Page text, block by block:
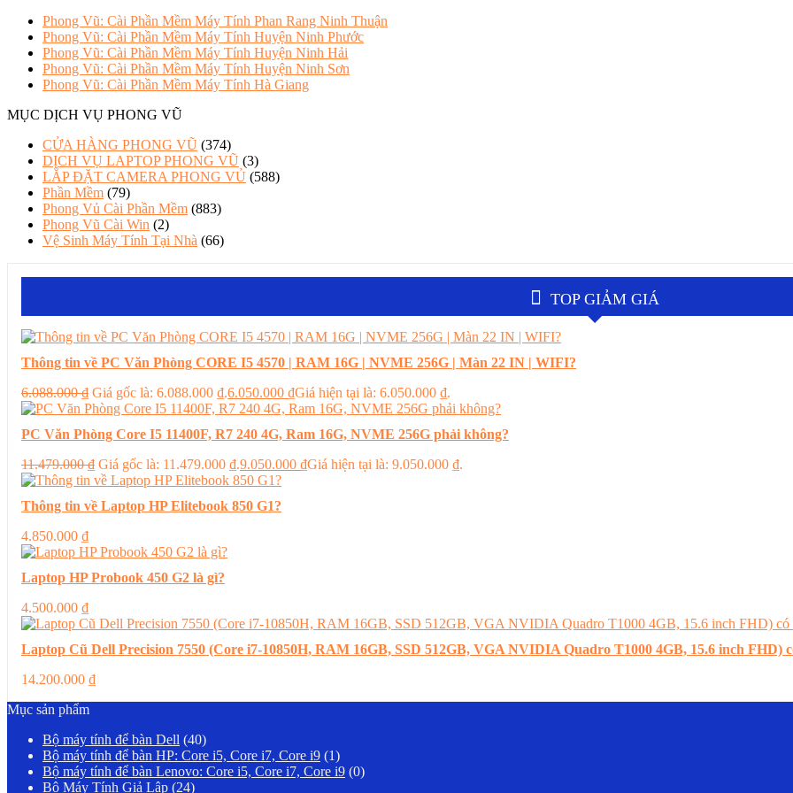
Phong Vũ: Cài Phần Mềm Máy Tính Phan Rang Ninh Thuận
Phong Vũ: Cài Phần Mềm Máy Tính Huyện Ninh Phước
Phong Vũ: Cài Phần Mềm Máy Tính Huyện Ninh Hải
Phong Vũ: Cài Phần Mềm Máy Tính Huyện Ninh Sơn
Phong Vũ: Cài Phần Mềm Máy Tính Hà Giang
MỤC DỊCH VỤ PHONG VŨ
CỬA HÀNG PHONG VŨ (374)
DỊCH VỤ LAPTOP PHONG VŨ (3)
LẮP ĐẶT CAMERA PHONG VỦ (588)
Phần Mềm (79)
Phong Vủ Cài Phần Mềm (883)
Phong Vũ Cài Win (2)
Vệ Sinh Máy Tính Tại Nhà (66)
TOP GIẢM GIÁ
Thông tin về PC Văn Phòng CORE I5 4570 | RAM 16G | NVME 256G | Màn 22 IN | WIFI?
6.088.000₫ Giá gốc là: 6.088.000 ₫.6.050.000 ₫Giá hiện tại là: 6.050.000 ₫.
PC Văn Phòng Core I5 11400F, R7 240 4G, Ram 16G, NVME 256G phải không?
11.479.000₫ Giá gốc là: 11.479.000 ₫.9.050.000 ₫Giá hiện tại là: 9.050.000 ₫.
Thông tin về Laptop HP Elitebook 850 G1?
4.850.000 ₫
Laptop HP Probook 450 G2 là gì?
4.500.000 ₫
Laptop Cũ Dell Precision 7550 (Core i7-10850H, RAM 16GB, SSD 512GB, VGA NVIDIA Quadro T1000 4GB, 15.6 inch FHD)
14.200.000 ₫
Mục sản phẩm
Bộ máy tính để bàn Dell (40)
Bộ máy tính để bàn HP: Core i5, Core i7, Core i9 (1)
Bộ máy tính để bàn Lenovo: Core i5, Core i7, Core i9 (0)
Bộ Máy Tính Giả Lập (24)